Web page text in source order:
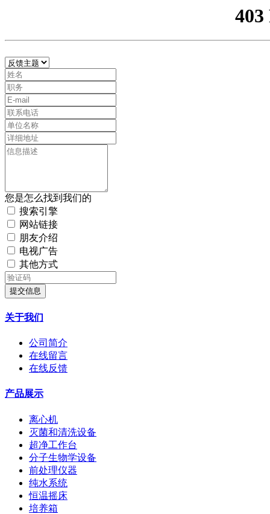
您是怎么找到我们的
搜索引擎
网站链接
朋友介绍
电视广告
其他方式
提交信息
关于我们
公司简介
在线留言
在线反馈
产品展示
离心机
灭菌和清洗设备
超净工作台
分子生物学设备
前处理仪器
纯水系统
恒温摇床
培养箱